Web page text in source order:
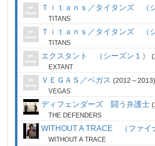
Ｔｉｔａｎｓ／タイタンズ （
TITANS
Ｔｉｔａｎｓ／タイタンズ （
TITANS
エクスタント （シーズン１）
EXTANT
ＶＥＧＡＳ／ベガス 2012～2013
VEGAS
ディフェンダーズ 闘う弁護士
THE DEFENDERS
WITHOUT A TRACE （ファイ
WITHOUT A TRACE